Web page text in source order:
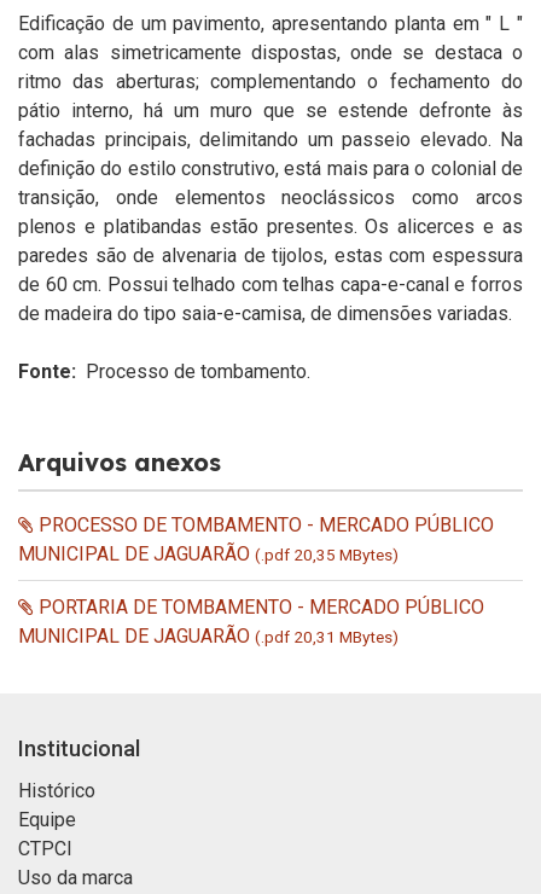
Edificação de um pavimento, apresentando planta em " L "
com alas simetricamente dispostas, onde se destaca o
ritmo das aberturas; complementando o fechamento do
pátio interno, há um muro que se estende defronte às
fachadas principais, delimitando um passeio elevado. Na
definição do estilo construtivo, está mais para o colonial de
transição, onde elementos neoclássicos como arcos
plenos e platibandas estão presentes. Os alicerces e as
paredes são de alvenaria de tijolos, estas com espessura
de 60 cm. Possui telhado com telhas capa-e-canal e forros
de madeira do tipo saia-e-camisa, de dimensões variadas.
Fonte: Processo de tombamento.
Arquivos anexos
PROCESSO DE TOMBAMENTO - MERCADO PÚBLICO
MUNICIPAL DE JAGUARÃO (.pdf 20,35 MBytes)
PORTARIA DE TOMBAMENTO - MERCADO PÚBLICO
MUNICIPAL DE JAGUARÃO (.pdf 20,31 MBytes)
Institucional
Histórico
Equipe
CTPCI
Uso da marca